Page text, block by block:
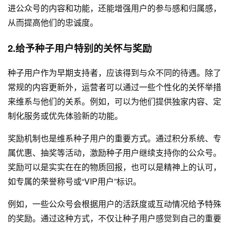
进公众号的内容和功能，还能增强用户的参与感和归属感，
从而提高他们的忠诚度。
2.给予种子用户特别的关怀与奖励
种子用户作为早期支持者，应该得到与众不同的待遇。除了
常规的内容更新外，运营者可以通过一些个性化的关怀举措
来维系与他们的关系。例如，可以为他们提供独家内容、定
制化服务或优先体验新的功能。
奖励机制也是维系种子用户的重要方式。通过积分系统、专
属优惠、抽奖等活动，激励种子用户继续支持你的公众号。
奖励可以是实实在在的物质回报，也可以是精神上的认可，
如专属的荣誉称号或“VIP用户”标识。
例如，一些公众号会根据用户的活跃度或互动情况给予特殊
的奖励。通过这种方式，不仅让种子用户感觉到自己的重要